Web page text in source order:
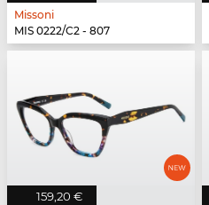
Missoni
MIS 0222/C2 - 807
159,20 €